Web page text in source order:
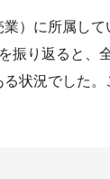
）に所属し
振り返ると
状況でした